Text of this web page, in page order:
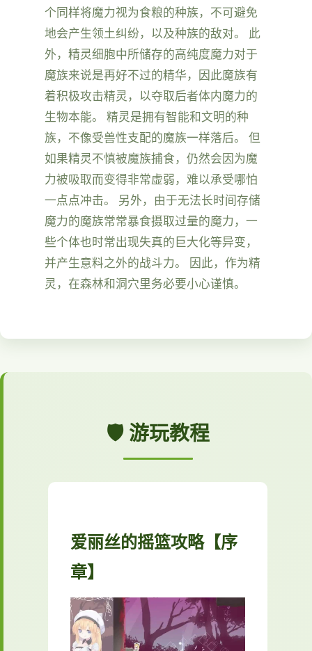
个同样将魔力视为食粮的种族，不可避免
地会产生领土纠纷，以及种族的敌对。 此
外，精灵细胞中所储存的高纯度魔力对于
魔族来说是再好不过的精华，因此魔族有
着积极攻击精灵，以夺取后者体内魔力的
生物本能。 精灵是拥有智能和文明的种
族，不像受兽性支配的魔族一样落后。 但
如果精灵不慎被魔族捕食，仍然会因为魔
力被吸取而变得非常虚弱，难以承受哪怕
一点点冲击。 另外，由于无法长时间存储
魔力的魔族常常暴食摄取过量的魔力，一
些个体也时常出现失真的巨大化等异变，
并产生意料之外的战斗力。 因此，作为精
灵，在森林和洞穴里务必要小心谨慎。
🛡️ 游玩教程
爱丽丝的摇篮攻略【序
章】